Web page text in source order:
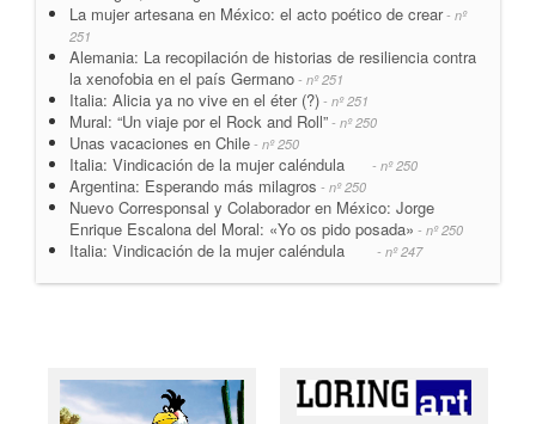
La mujer artesana en México: el acto poético de crear- nº
251
Alemania: La recopilación de historias de resiliencia contra
la xenofobia en el país Germano - nº 251
Italia: Alicia ya no vive en el éter (?) - nº 251
Mural: “Un viaje por el Rock and Roll” - nº 250
Unas vacaciones en Chile - nº 250
Italia: Vindicación de la mujer caléndula - nº 250
Argentina: Esperando más milagros - nº 250
Nuevo Corresponsal y Colaborador en México: Jorge
Enrique Escalona del Moral: «Yo os pido posada» - nº 250
Italia: Vindicación de la mujer caléndula - nº 247